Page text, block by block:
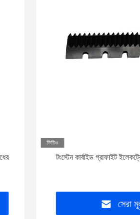
ভিডিও
টংস্টেন কার্বাইড গ্রাফাইট
সেরা